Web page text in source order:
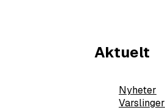
Aktuelt
Nyheter
Varslinger